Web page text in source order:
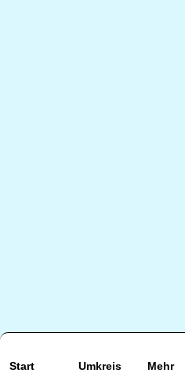
Start Umkreis Mehr